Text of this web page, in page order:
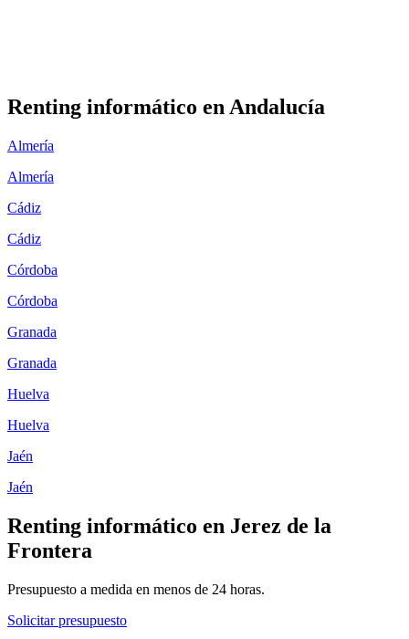
Renting informático enAndalucía
Almería
Almería
Cádiz
Cádiz
Córdoba
Córdoba
Granada
Granada
Huelva
Huelva
Jaén
Jaén
Renting informático en Jerez de la
Frontera
Presupuesto a medida en menos de 24 horas.
Solicitar presupuesto